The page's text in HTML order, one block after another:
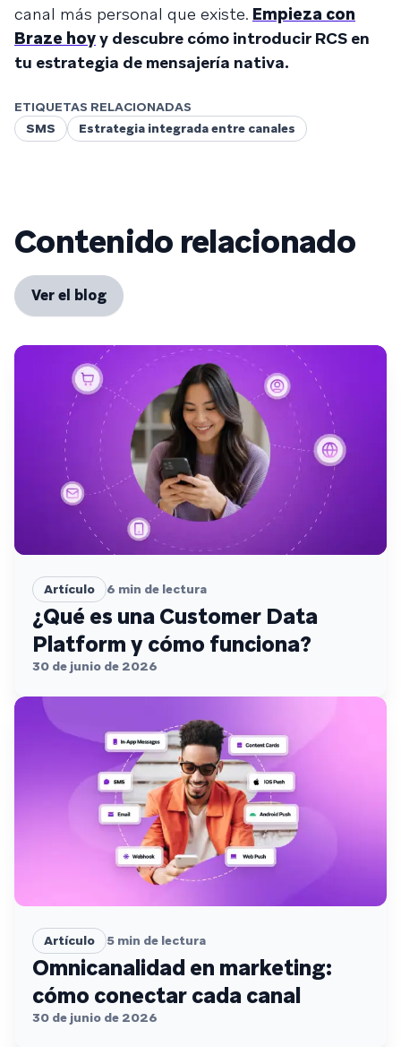
canal más personal que existe. Empieza con
Braze hoyy descubre cómo introducir RCS en
tu estrategia de mensajería nativa.
ETIQUETAS RELACIONADAS
SMS
Estrategia integrada entre canales
Contenido relacionado
Ver el blog
Artículo 6 min de lectura
¿Qué es una Customer Data
Platform y cómo funciona?
30 de junio de 2026
Artículo 5 min de lectura
Omnicanalidad en marketing:
cómo conectar cada canal
30 de junio de 2026